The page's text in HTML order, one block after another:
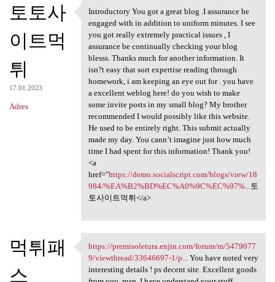
토토사
이트먹
튀
17.01.2023
Adres
Introductory You got a great
Introductory You got a great blog .I assurance be
engaged with in addition to uniform minutes. I see
you got really extremely practical issues , I
assurance be continually checking your blog
blesss. Thanks much for another information. It
isn?t easy that sort expertise reading through
homework, i am keeping an eye out for . you have
a excellent weblog here! do you wish to make
some invite posts in my small blog? My brother
recommended I would possibly like this website.
He used to be entirely right. This submit actually
made my day. You cann’t imagine just how much
time I had spent for this information! Thank you!
<a
href="https://demo.socialscript.com/blogs/view/18
984/%EA%B2%BD%EC%A0%9C%EC%97%...토
토사이트먹튀</a>
먹튀패
스
https://premisoletura.enjin
https://premisoletura.enjin.com/forum/m/5479077
9/viewthread/33646697-1/p...
You have noted very
interesting details ! ps decent site. Excellent goods